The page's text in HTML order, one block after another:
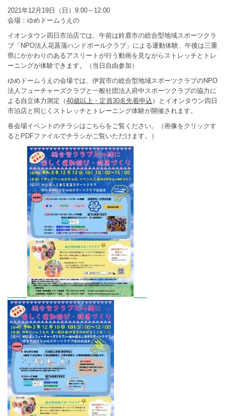
2021年12月19日（日）9:00～12:00
会場：ゆめドームうえの
イオンタウン四日市泊店では、午前は鈴鹿市の総合型地域スポーツクラ
ブ「NPO法人花菖蒲ハンドボールクラブ」による運動体験、午後は三重
県にかかわりのあるアスリートが行う動画を見ながらストレッチとトレ
ーニングが体験できます。（当日自由参加）
ゆめドームうえの会場では、伊賀市の総合型地域スポーツクラブのNPO
法人フューチャーズクラブと一般社団法人府中スポーツクラブの協力に
よる自立体力測定（40歳以上・定員30名先着申込 ）とイオンタウン四日
市泊店と同じくストレッチとトレーニング体験が開催されます。
各会場イベントのチラシはこちらをご覧ください。（画像をクリックす
るとPDFファイルでチラシがご覧いただけます。）